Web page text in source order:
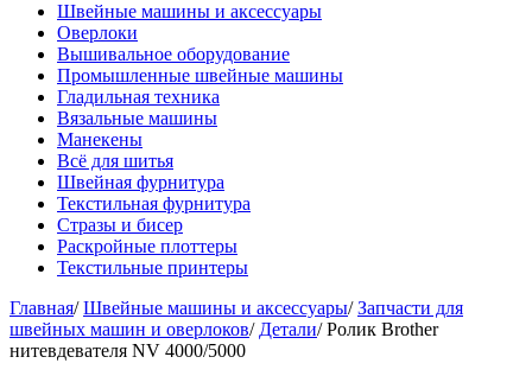
Швейные машины и аксессуары
Оверлоки
Вышивальное оборудование
Промышленные швейные машины
Гладильная техника
Вязальные машины
Манекены
Всё для шитья
Швейная фурнитура
Текстильная фурнитура
Стразы и бисер
Раскройные плоттеры
Текстильные принтеры
Главная/ Швейные машины и аксессуары/ Запчасти для
швейных машин и оверлоков/ Детали/ Ролик Brother
нитевдевателя NV 4000/5000